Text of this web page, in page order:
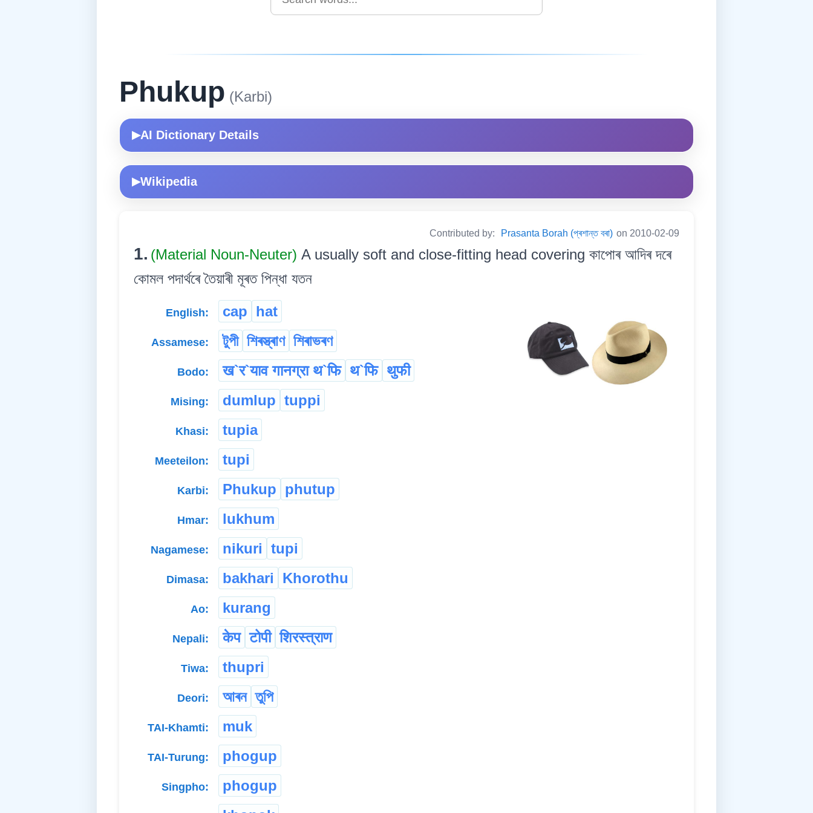
Phukup (Karbi)
▶AI Dictionary Details
▶Wikipedia
Contributed by: Prasanta Borah (প্ৰশান্ত বৰা) on 2010-02-09
1. (Material Noun-Neuter) A usually soft and close-fitting head covering কাপোৰ আদিৰ দৰে
কোমল পদাৰ্থৰে তৈয়াৰী মূৰত পিন্ধা যতন
English: cap hat
Assamese: টুপী শিৰস্ত্ৰাণ শিৰাভৰণ
Bodo: ख`र`याव गानग्रा थ`फि थ`फि थुफी
Mising: dumlup tuppi
Khasi: tupia
Meeteilon: tupi
Karbi: Phukup phutup
Hmar: lukhum
Nagamese: nikuri tupi
Dimasa: bakhari Khorothu
Ao: kurang
Nepali: केप टोपी शिरस्त्राण
Tiwa: thupri
Deori: আৰন তুপি
TAI-Khamti: muk
TAI-Turung: phogup
Singpho: phogup